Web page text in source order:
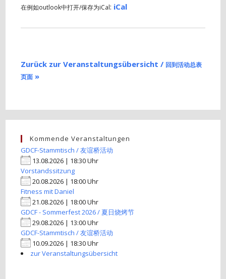
在例如outlook中打开/保存为iCal: iCal
Zurück zur Veranstaltungsübersicht / 回到活动总表
页面 »
Kommende Veranstaltungen
GDCF-Stammtisch / 友谊桥活动
13.08.2026 | 18:30 Uhr
Vorstandssitzung
20.08.2026 | 18:00 Uhr
Fitness mit Daniel
21.08.2026 | 18:00 Uhr
GDCF - Sommerfest 2026 / 夏日烧烤节
29.08.2026 | 13:00 Uhr
GDCF-Stammtisch / 友谊桥活动
10.09.2026 | 18:30 Uhr
zur Veranstaltungsübersicht